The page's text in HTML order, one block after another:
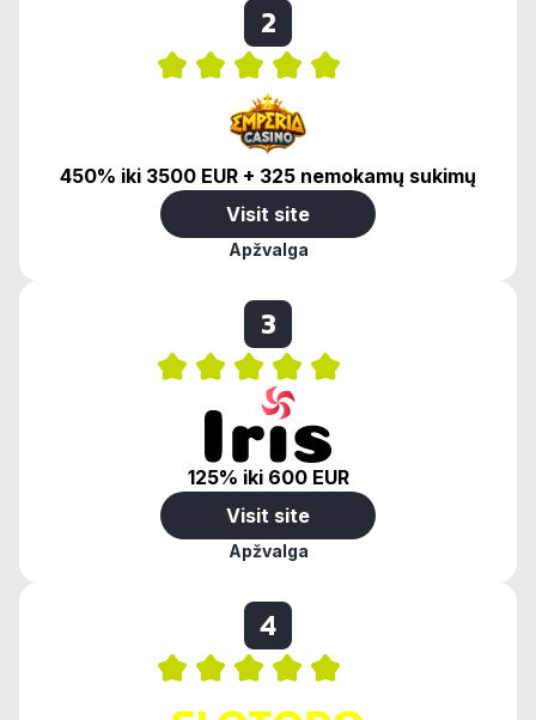
2
450% iki 3500 EUR + 325 nemokamų sukimų
Visit site
Apžvalga
3
125% iki 600 EUR
Visit site
Apžvalga
4